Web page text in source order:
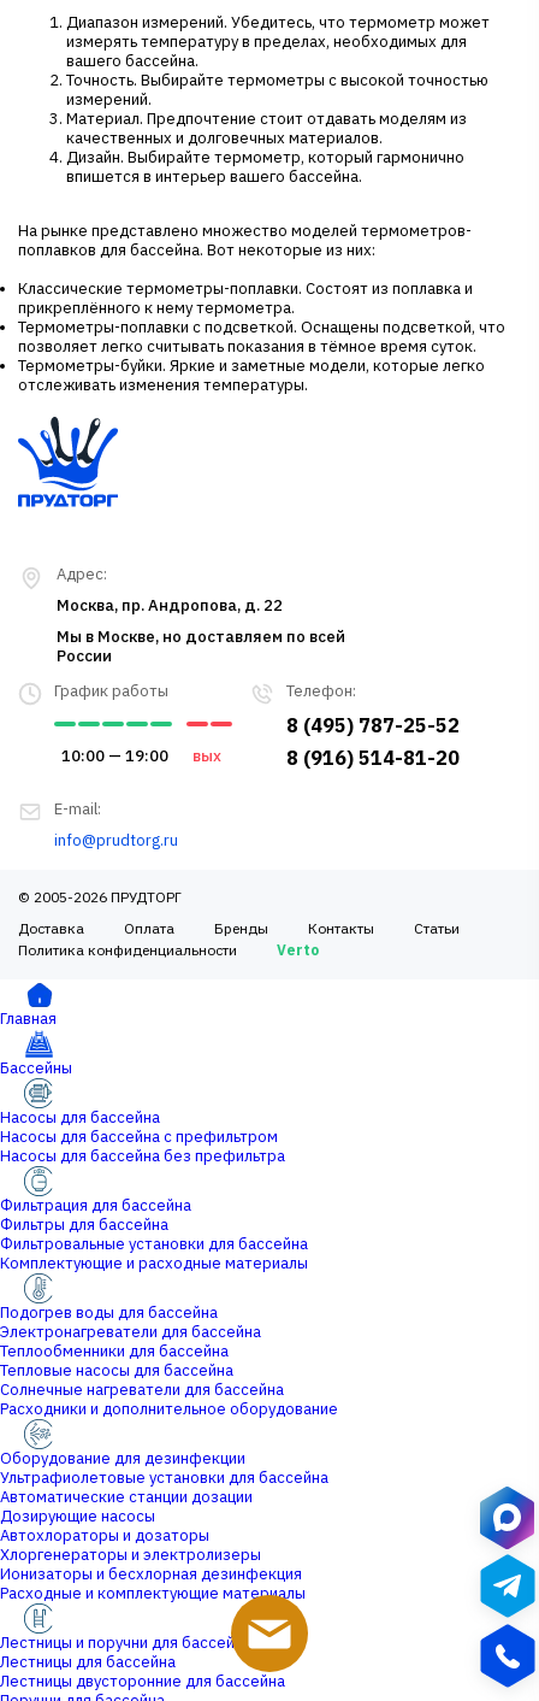
Диапазон измерений. Убедитесь, что термометр может
измерять температуру в пределах, необходимых для
вашего бассейна.
Точность. Выбирайте термометры с высокой точностью
измерений.
Материал. Предпочтение стоит отдавать моделям из
качественных и долговечных материалов.
Дизайн. Выбирайте термометр, который гармонично
впишется в интерьер вашего бассейна.
На рынке представлено множество моделей термометров-
поплавков для бассейна. Вот некоторые из них:
Классические термометры-поплавки. Состоят из поплавка и
прикреплённого к нему термометра.
Термометры-поплавки с подсветкой. Оснащены подсветкой, что
позволяет легко считывать показания в тёмное время суток.
Термометры-буйки. Яркие и заметные модели, которые легко
отслеживать изменения температуры.
Телефон:
8 (495) 787-25-52
8 (916) 514-81-20
График работы
10:00 — 19:00 вых
E-mail:
info@prudtorg.ru
Адрес:
Москва, пр. Андропова, д. 22
Мы в Москве, но доставляем по всей
России
© 2005-2026 ПРУДТОРГ
Доставка
Оплата Бренды Контакты
Статьи
Политика конфиденциальности
Verto
Главная
Бассейны
Насосы для бассейна
Насосы для бассейна с префильтром
Насосы для бассейна без префильтра
Фильтрация для бассейна
Фильтры для бассейна
Фильтровальные установки для бассейна
Комплектующие и расходные материалы
Подогрев воды для бассейна
Электронагреватели для бассейна
Теплообменники для бассейна
Тепловые насосы для бассейна
Солнечные нагреватели для бассейна
Расходники и дополнительное оборудование
Оборудование для дезинфекции
Ультрафиолетовые установки для бассейна
Автоматические станции дозации
Дозирующие насосы
Автохлораторы и дозаторы
Хлоргенераторы и электролизеры
Ионизаторы и бесхлорная дезинфекция
Расходные и комплектующие материалы
Лестницы и поручни для бассейна
Лестницы для бассейна
Лестницы двусторонние для бассейна